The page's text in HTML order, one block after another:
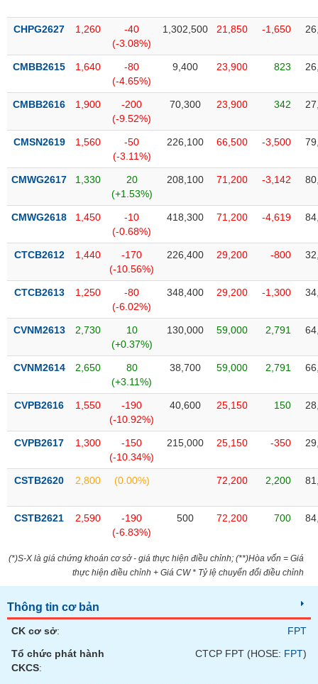
CHPG2627 1,260
-40
(-3.08%)
1,302,500 21,850 -1,650
CMBB2615 1,640
-80
(-4.65%)
9,400 23,900 823
CMBB2616 1,900
-200
(-9.52%)
70,300 23,900 342
CMSN2619 1,560
-50
(-3.11%)
226,100 66,500 -3,500
CMWG2617 1,330
20
(+1.53%)
208,100 71,200 -3,142
CMWG2618 1,450
-10
(-0.68%)
418,300 71,200 -4,619
CTCB2612 1,440
-170
(-10.56%)
226,400 29,200 -800
CTCB2613 1,250
-80
(-6.02%)
348,400 29,200 -1,300
CVNM2613 2,730
10
(+0.37%)
130,000 59,000 2,791
CVNM2614 2,650
80
(+3.11%)
38,700 59,000 2,791
CVPB2616 1,550
-190
(-10.92%)
40,600 25,150 150
CVPB2617 1,300
-150
(-10.34%)
215,000 25,150 -350
CSTB2620 2,800 (0.00%) 72,200 2,200
CSTB2621 2,590
-190
(-6.83%)
500 72,200 700
(*)S-X là giá chứng khoán cơ sở - giá thực hiện điều chỉnh; (**)Hòa vốn = Giá
thực hiện điều chỉnh + Giá CW * Tỷ lệ chuyển đổi điều chỉnh
Thông tin cơ bản
CK cơ sở:
FPT
Tổ chức phát hành
CKCS:
CTCP FPT (HOSE: FPT)
ĐỘNG
SẢN
Mã
khoán
(-)
Tất cả Cổ phiếu Chỉ số Chứng chỉ quỹ Chứng
Lãnh
đạo
Tất cả Người nội bộ Người liên quan Cổ đông lớn
Tin
(-)
Bài
tác
Báo
cáo
tích
(-)
Thuật
Dịch
vụ
(-)